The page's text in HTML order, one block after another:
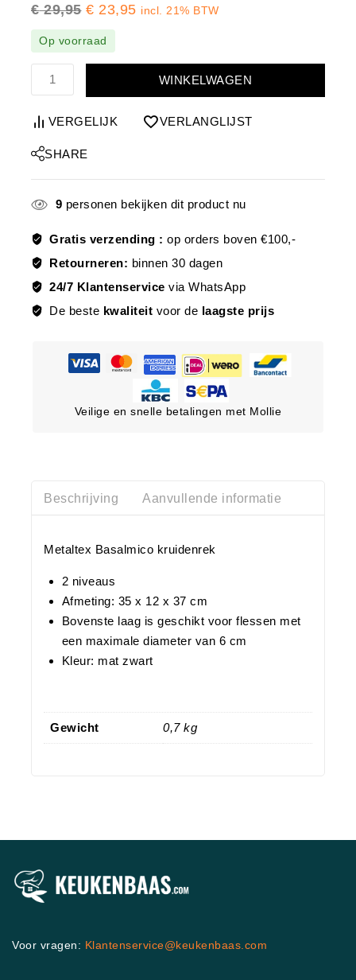
€29,95 € 23,95 incl. 21% BTW
Op voorraad
WINKELWAGEN
VERGELIJK VERLANGLIJST
SHARE
9 personen bekijken dit product nu
Gratis verzending :op orders boven €100,-
Retourneren: binnen 30 dagen
24/7 Klantenservice via WhatsApp
De beste kwaliteit voor de laagste prijs
Veilige en snelle betalingen met Mollie
Beschrijving Aanvullende informatie
Metaltex Basalmico kruidenrek
2 niveaus
Afmeting: 35 x 12 x 37 cm
Bovenste laag is geschikt voor flessen met
een maximale diameter van 6 cm
Kleur: mat zwart
Gewicht 0,7 kg
Voor vragen: Klantenservice@keukenbaas.com